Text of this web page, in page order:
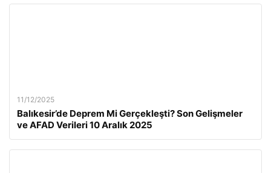
11/12/2025
Balıkesir’de Deprem Mi Gerçekleşti? Son Gelişmeler
ve AFAD Verileri 10 Aralık 2025